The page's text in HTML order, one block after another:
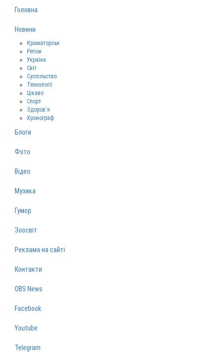
Головна
Новини
Краматорськ
Регіон
Україна
Світ
Суспільство
Технології
Цікаво
Спорт
Здоров‘я
Хронограф
Блоги
Фото
Відео
Музика
Гумор
Зоосвіт
Реклама на сайті
Контакти
OBS News
Facebook
Youtube
Telegram